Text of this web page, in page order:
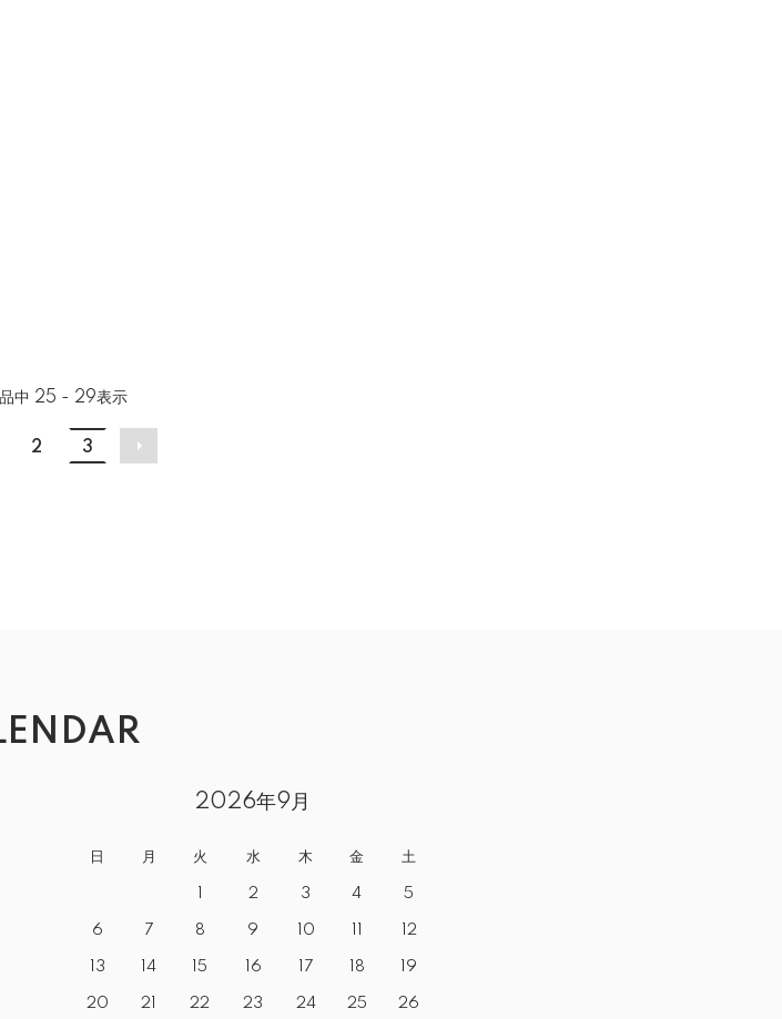
中 25 - 29表示
2 3
2026年9月
日 月 火 水 木 金 土
2 3 4 5
6 7 8 9 10 12
13 14 15 16 17 18 19
20 21 22 23 24 25 26